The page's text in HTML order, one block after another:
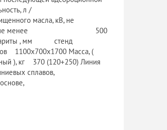
л /
кВ, не
т, не менее 500
мм стенд
Масса, (
370 (120+250) Линия
сплавов,